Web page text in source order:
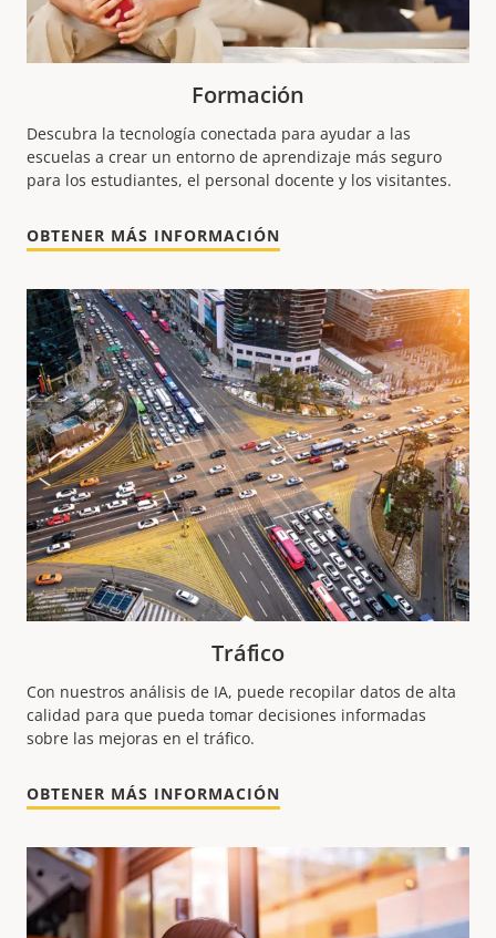
Formación
Descubra la tecnología conectada para ayudar a las
escuelas a crear un entorno de aprendizaje más seguro
para los estudiantes, el personal docente y los visitantes.
OBTENER MÁS INFORMACIÓN
Tráfico
Con nuestros análisis de IA, puede recopilar datos de alta
calidad para que pueda tomar decisiones informadas
sobre las mejoras en el tráfico.
OBTENER MÁS INFORMACIÓN